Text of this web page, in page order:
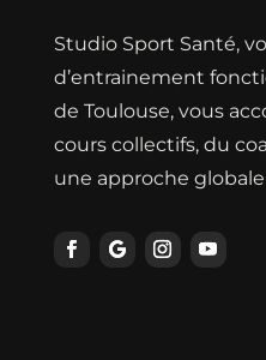
Studio Sport Santé,
d’entrainement
de Toulouse, vous
cours collectifs, du
une approche